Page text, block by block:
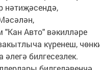
нәтиҗәсендә,
"Кан Авто" вәкилләре
күренеш,
билгесезлек.